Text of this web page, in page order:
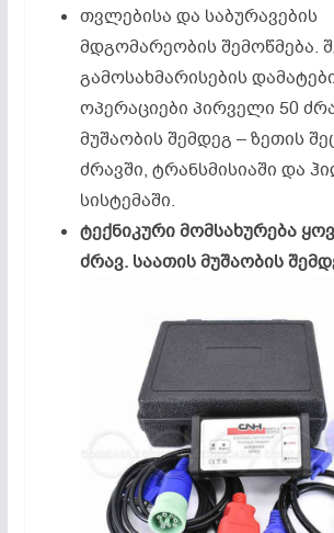
თვლებისა და საბურავების
მდგომარეობის შემოწმება.
გამოსახმარისების
ოპერაციები პირველი 50
მუშაობის შემდეგ – ზეთის
ძრავში, ტრანსმისიაში და
სისტემაში.
ტექნიკურიმომსახურება
ძრავ. საათისმუშაობის